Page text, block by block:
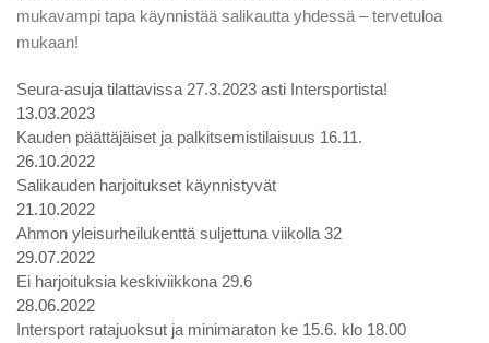
mukavampi tapa käynnistää salikautta yhdessä – tervetuloa
mukaan!
Seura-asuja tilattavissa 27.3.2023 asti Intersportista!
13.03.2023
Kauden päättäjäiset ja palkitsemistilaisuus 16.11.
26.10.2022
Salikauden harjoitukset käynnistyvät
21.10.2022
Ahmon yleisurheilukenttä suljettuna viikolla 32
29.07.2022
Ei harjoituksia keskiviikkona 29.6
28.06.2022
Intersport ratajuoksut ja minimaraton ke 15.6. klo 18.00